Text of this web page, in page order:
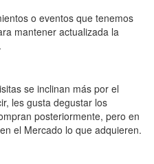
o eventos que tenemos
mantener actualizada la
se inclinan más por el
les gusta degustar los
posteriormente, pero en
el Mercado lo que adquieren.